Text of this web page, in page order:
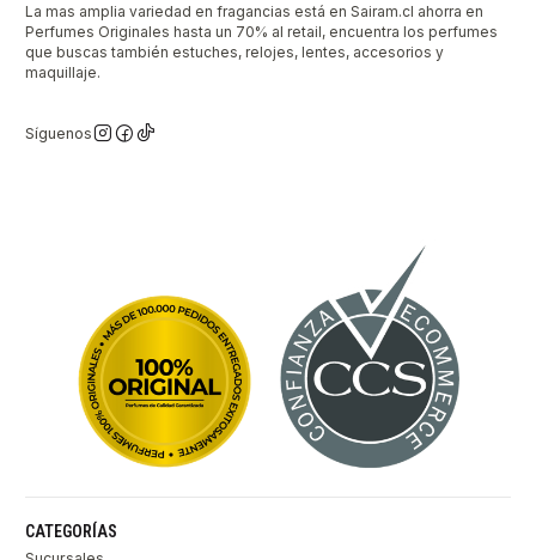
La mas amplia variedad en fragancias está en Sairam.cl ahorra en
Perfumes Originales hasta un 70% al retail, encuentra los perfumes
que buscas también estuches, relojes, lentes, accesorios y
maquillaje.
Síguenos
CATEGORÍAS